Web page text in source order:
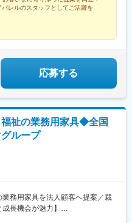
】仙台アエル／名古屋高
宮崎 など【Stola.】札幌アピア
／松山 など※受動喫煙対策あり
ぽろ駅、仙台駅、新高島駅、代
イツリー駅、京急川崎駅、春日
船橋駅、汐留駅、近鉄名古屋駅、
ば駅(地下鉄)、西梅田駅、梅田駅
駅前駅、栄町駅(愛知県)、西４丁
三丁目駅、日比谷駅、高島町
ーション駅、本所吾妻橋駅、銀
、内幸町駅、新宿西口駅、平沼
駅、大阪難波駅、三宮駅(神戸市
(愛知県)、狸小路駅、仙台駅(地
パレルのスタッフとしてご活躍を
応募する
祉の業務用家具◆全国
ループ
業務用家具を法人顧客へ提案／裁
長機会が魅力】